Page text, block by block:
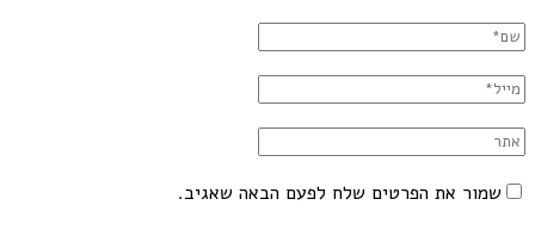
שמור את הפרטים שלח לפעם הבאה שאגיב.